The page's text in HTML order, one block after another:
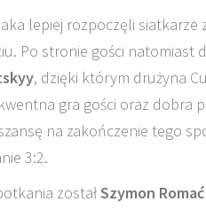
lepiej rozpoczęli siatkarze
Po stronie gości natomiast
, dzięki którym drużyna
gra gości oraz dobra
na zakończenie tego
3:2.
zostałSzymon Romać